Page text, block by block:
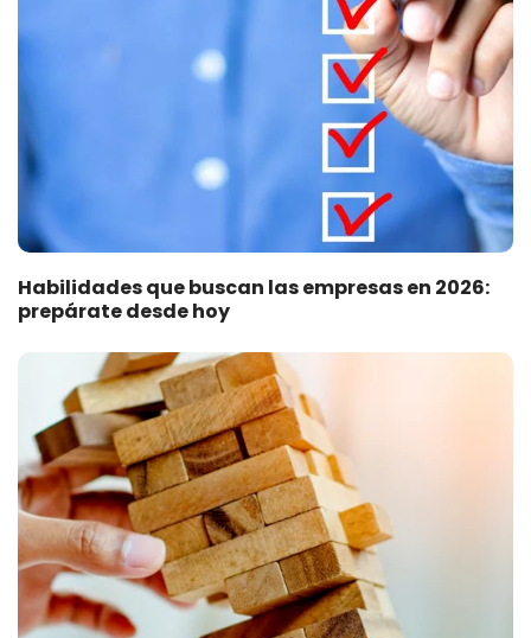
Habilidades que buscan las empresas en 2026:
prepárate desde hoy